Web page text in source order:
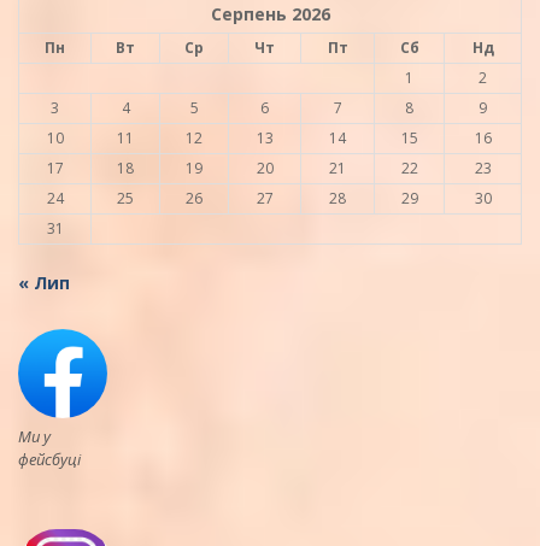
Серпень 2026
Пн Вт Ср Чт Пт Сб
Нд
1
2
3
4 5 6 7 8
9
10
11 12 13 14 15
16
17
18 19 20 21 22
23
24
25 26 27 28 29
30
31
« Лип
Ми у
фейсбуці